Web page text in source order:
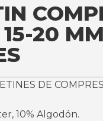
20
DE
10% Algodón.